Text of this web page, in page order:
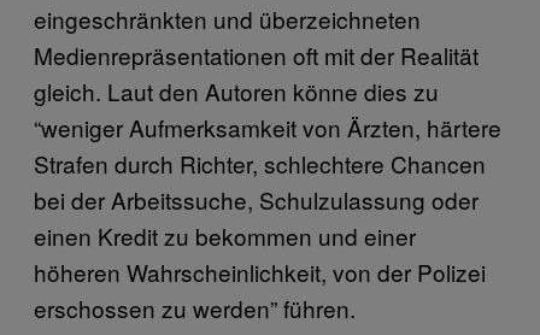
eingeschränkten und überzeichneten
Medienrepräsentationen oft mit der Realität
gleich. Laut den Autoren könne dies zu
“weniger Aufmerksamkeit von Ärzten, härtere
Strafen durch Richter, schlechtere Chancen
bei der Arbeitssuche, Schulzulassung oder
einen Kredit zu bekommen und einer
höheren Wahrscheinlichkeit, von der Polizei
erschossen zu werden” führen.